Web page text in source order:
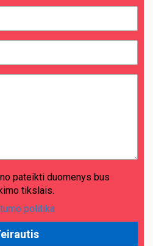
pateikti duomenys bus
tikslais.
politika